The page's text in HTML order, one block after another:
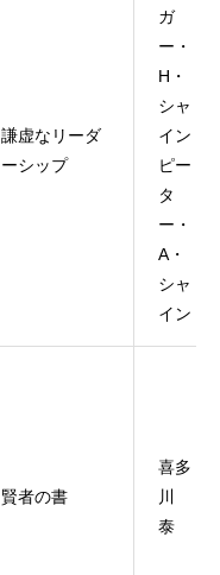
謙虚なリーダ
ーシップ
ガ
ー・
H・
シャ
イン
ピー
タ
ー・
A・
シャ
イン
賢者の書
喜多
川
泰